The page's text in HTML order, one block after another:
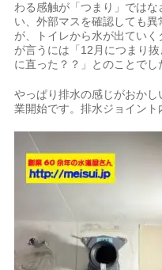
わる感触が「つまり」では
い、外部マスを確認しても
が、トイレから水が出てい
が言うには「12月につまり
に直った？？」とのことでし
やっぱり排水の感じがおか
業開始です。排水ジョイント